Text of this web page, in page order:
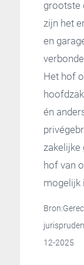
grootste
zijn het
en
Het hof
én
zakelijke
hof van
mogelijk
12-2025